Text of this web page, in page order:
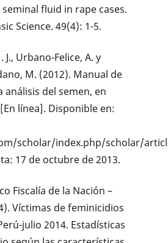
fluid in rape cases.
Science. 49(4): 1-5.
J., Urbano-Felice, A. y
M. (2012). Manual de
del semen, en
línea]. Disponible en:
scholar/index.php/scholar/
17 de octubre de 2013.
Fiscalía de la Nación –
Víctimas de feminicidios
julio 2014. Estadísticas